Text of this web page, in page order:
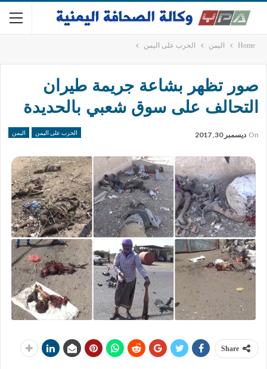
Home اليمن الحرب على اليمن
صور تظهر بشاعة جريمة طيران
التحالف على سوق شعبي بالحديدة
الحرب على اليمن اليمن On ديسمبر 30, 2017
Share